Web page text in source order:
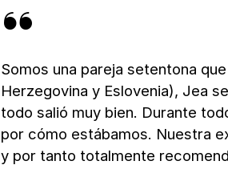
Somos una pareja setentona
Herzegovina y Eslovenia), Jea
todo salió muy bien. Durante
por cómo estábamos. Nuestra
y por tanto totalmente